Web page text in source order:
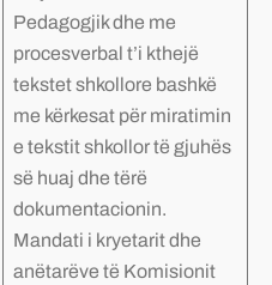
Pedagogjik dhe me
procesverbal t’i kthejë
tekstet shkollore bashkë
me kërkesat për miratimin
e tekstit shkollor të gjuhës
së huaj dhe tërë
dokumentacionin.
Mandati i kryetarit dhe
anëtarëve të Komisionit